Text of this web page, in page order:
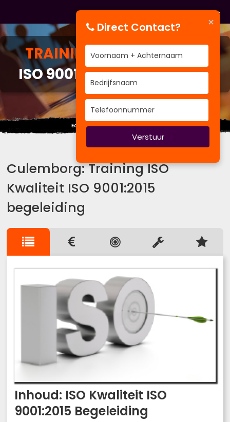
TRAININGISO KWALITEIT
ISO 9001:2015 BEGELEIDING
Echt respect moet je verdienen.
Culemborg: Training ISO
Kwaliteit ISO 9001:2015
begeleiding
Inhoud: ISO Kwaliteit ISO
9001:2015 Begeleiding
×
Direct Contact?
Verstuur